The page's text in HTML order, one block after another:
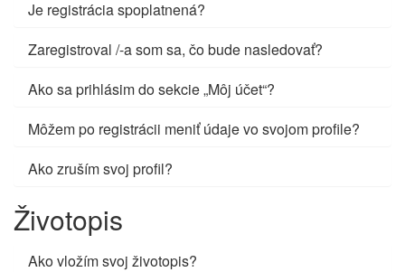
Je registrácia spoplatnená?
Zaregistroval /-a som sa, čo bude nasledovať?
Ako sa prihlásim do sekcie „Môj účet“?
Môžem po registrácii meniť údaje vo svojom profile?
Ako zruším svoj profil?
Životopis
Ako vložím svoj životopis?